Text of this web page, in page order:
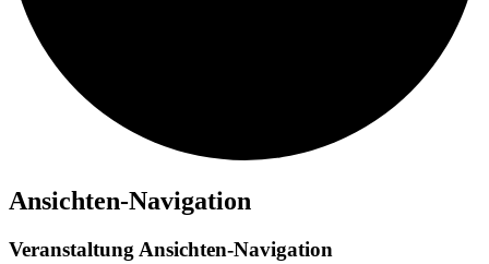
Ansichten-Navigation
Veranstaltung Ansichten-Navigation